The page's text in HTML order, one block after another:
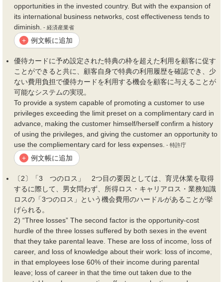
opportunities in the invested country. But with the expansion of
its international business networks, cost effectiveness tends to
diminish.
- 経済産業省
+ 例文帳に追加
優待カードに予め設定された特典の枠を超えた利用を顧客に促す
ことができると共に、顧客自身で特典の利用履歴を確認でき、少
ない費用負担で優待カードを利用する機会を顧客に与えることが
可能なシステムの実現。
To provide a system capable of promoting a customer to use
privileges exceeding the limit preset on a complimentary card in
advance, making the customer himself/herself confirm a history
of using the privileges, and giving the customer an opportunity to
use the compliementary card for less expenses. - 特許庁
+ 例文帳に追加
〔2〕「3 つのロス」 2つ目の要因としては、育児休業を取得
するに際して、男女問わず、所得ロス・キャリアロス・業務知識
ロスの「3つのロス」という機会費用のハードルがあることが挙
げられる。
2) “Three losses” The second factor is the opportunity-cost
hurdle of the three losses suffered by both sexes in the event
that they take parental leave. These are loss of income, loss of
career, and loss of knowledge about their work: loss of income,
in that employees lose 60% of their income during parental
leave; loss of career in that the time out taken due to the